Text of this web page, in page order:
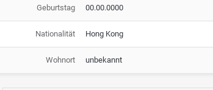
Geburtstag 00.00.0000
Nationalität Hong Kong
Wohnort unbekannt